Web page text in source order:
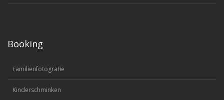
Booking
Familienfotografie
Kinderschminken